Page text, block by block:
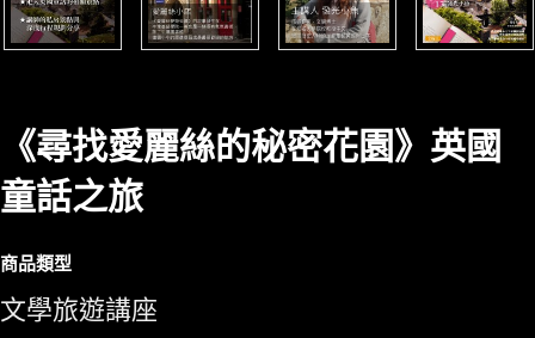
《尋找愛麗絲的秘密花園》英國
童話之旅
商品類型
文學旅遊講座